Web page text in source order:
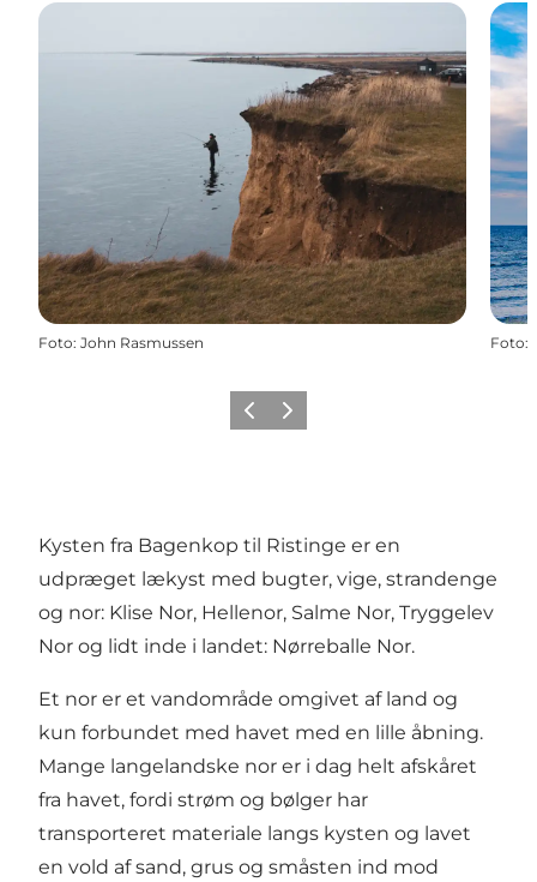
Foto: John Rasmussen Foto:
ForrigeNæste
Kysten fra Bagenkop til Ristinge er en
udpræget lækyst med bugter, vige, strandenge
og nor: Klise Nor, Hellenor, Salme Nor, Tryggelev
Nor og lidt inde i landet: Nørreballe Nor.
Et nor er et vandområde omgivet af land og
kun forbundet med havet med en lille åbning.
Mange langelandske nor er i dag helt afskåret
fra havet, fordi strøm og bølger har
transporteret materiale langs kysten og lavet
en vold af sand, grus og småsten ind mod